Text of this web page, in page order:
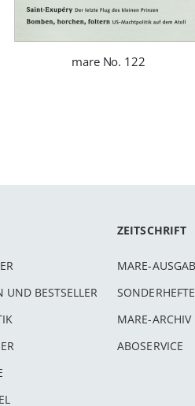
mare No. 122
UND BESTSELLER
ZEITSCHRIFT
MARE-
SONDERHEFTE
MARE-ARCHIV
ABOSERVICE